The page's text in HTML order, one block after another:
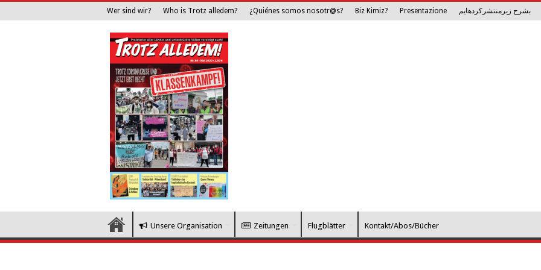
Wer sind wir? Who is Trotz alledem? ¿Quiénes somos nosotr@s? Biz Kimiz? Presentazione بشرح زیرمنتشرکرده­ایم
Unsere Organisation Zeitungen Flugblätter Kontakt/Abos/Bücher